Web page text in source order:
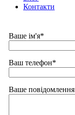
Контакти
Ваше ім'я*
Ваш телефон*
Ваше